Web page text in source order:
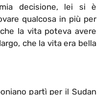
decisione, lei si è
qualcosa in più per
la vita poteva avere
che la vita era bella
partì per il Sudan